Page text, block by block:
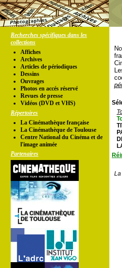
Recherches spécifiques dans les
collections
Affiches
Archives
Articles de périodiques
Dessins
Ouvrages
Photos en accés réservé
Revues de presse
Vidéos (DVD et VHS)
Répertoires
La Cinémathèque française
La Cinémathèque de Toulouse
Centre National du Cinéma et de
l'image animée
Partenaires
La